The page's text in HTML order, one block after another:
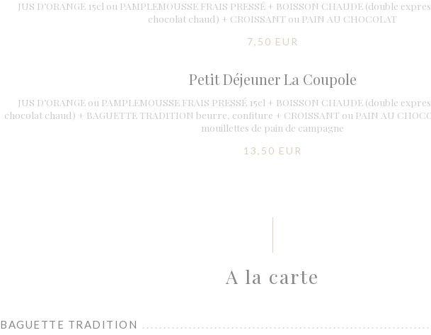
JUS D’ORANGE 15cl ou PAMPLEMOUSSE FRAIS PRESSÉ + BOISSON CHAUDE (double
chocolat chaud) + CROISSANT ou PAIN AU CHOCOLAT
7,50 EUR
Petit Déjeuner La Coupole
JUS D’ORANGE ou PAMPLEMOUSSE FRAIS PRESSÉ 15cl + BOISSON CHAUDE (double
chocolat chaud) + BAGUETTE TRADITION beurre, confiture + CROISSANT ou PAIN AU
mouillettes de pain de campagne
13,50 EUR
A la carte
BAGUETTE TRADITION